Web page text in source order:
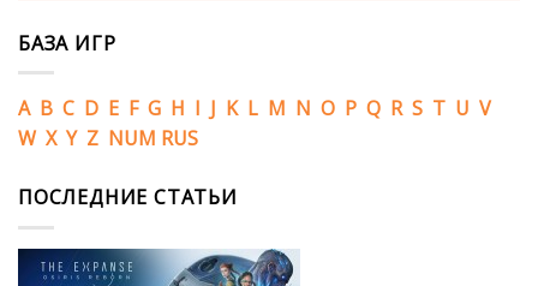
БАЗА ИГР
A B C D E F G H I J K L M N O P Q R S T U V
W X Y Z NUM RUS
ПОСЛЕДНИЕ СТАТЬИ